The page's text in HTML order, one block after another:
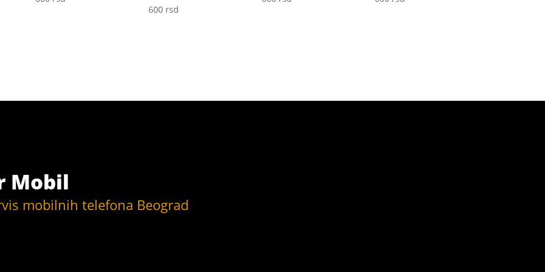
600 rsd
Mobil
mobilnih telefona Beograd